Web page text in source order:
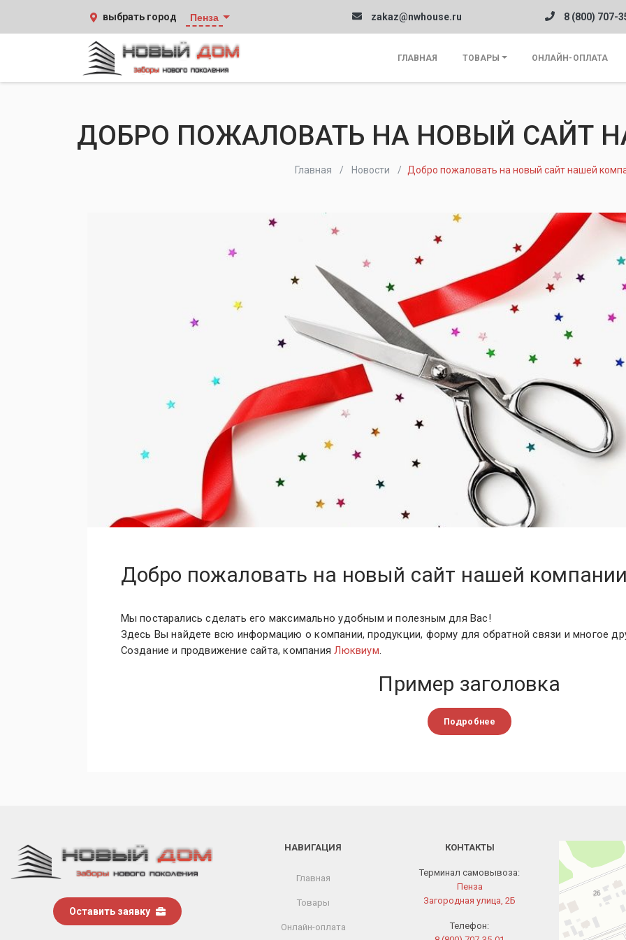
выбрать город Пенза zakaz@nwhouse.ru 8 (800) 707-
ГЛАВНАЯ ТОВАРЫ ОНЛАЙН-ОПЛАТА
ДОБРО ПОЖАЛОВАТЬ НА НОВЫЙ САЙТ
Главная Новости Добро пожаловать на новый сайт нашей
Добро пожаловать на новый сайт нашей
Мы постарались сделать его максимально удобным и полезным для Вас!
Здесь Вы найдете всю информацию о компании, продукции, форму для обратной связи и многое
Создание и продвижение сайта, компанияЛюквиум.
Пример заголовка
Подробнее
Оставить заявку
НАВИГАЦИЯ
Главная
Товары
Онлайн-оплата
КОНТАКТЫ
Терминал самовывоза:
Пенза
Загородная улица, 2Б
Телефон:
Пенза
Загородная